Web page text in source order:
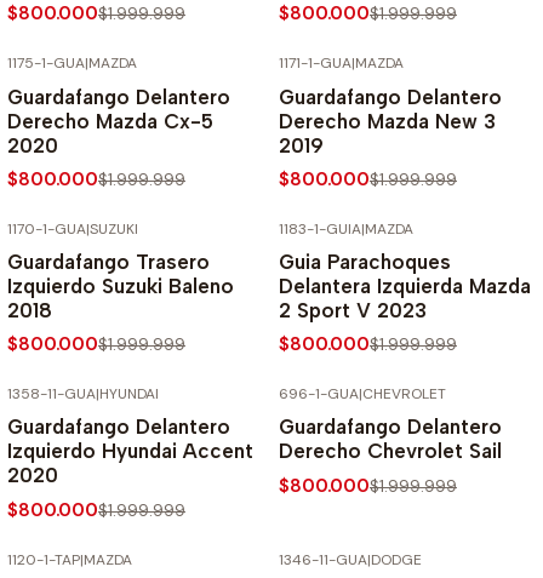
$800.000$1.999.999
$800.000$1.999.999
1175-1-GUA|MAZDA
Guardafango Delantero
Derecho Mazda Cx-5
2020
$800.000$1.999.999
1171-1-GUA|MAZDA
Guardafango Delantero
Derecho Mazda New 3
2019
$800.000$1.999.999
1170-1-GUA|SUZUKI
Guardafango Trasero
Izquierdo Suzuki Baleno
2018
$800.000$1.999.999
1183-1-GUIA|MAZDA
Guia Parachoques
Delantera Izquierda Mazda
2 Sport V 2023
$800.000$1.999.999
1358-11-GUA|HYUNDAI
Guardafango Delantero
Izquierdo Hyundai Accent
2020
$800.000$1.999.999
696-1-GUA|CHEVROLET
Guardafango Delantero
Derecho Chevrolet Sail
$800.000$1.999.999
1120-1-TAP|MAZDA 1346-11-GUA|DODGE